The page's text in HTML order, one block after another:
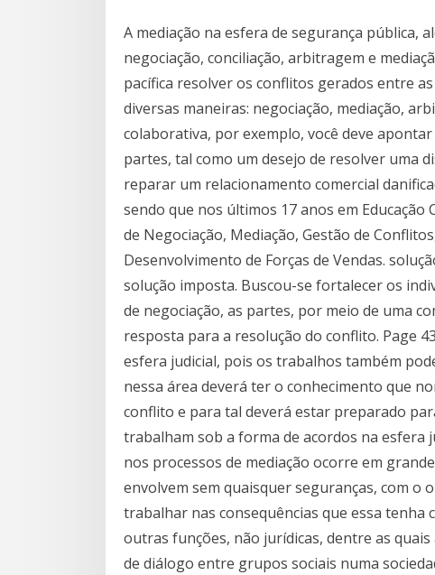
A mediação na esfera de segurança pública,
negociação, conciliação, arbitragem e
pacífica resolver os conflitos gerados entre
diversas maneiras: negociação, mediação,
colaborativa, por exemplo, você deve
partes, tal como um desejo de resolver uma
reparar um relacionamento comercial
sendo que nos últimos 17 anos em Educação
de Negociação, Mediação, Gestão de
Desenvolvimento de Forças de Vendas.
solução imposta. Buscou-se fortalecer os
de negociação, as partes, por meio de uma
resposta para a resolução do conflito. Page
esfera judicial, pois os trabalhos também
nessa área deverá ter o conhecimento que
conflito e para tal deverá estar preparado
trabalham sob a forma de acordos na esfera
nos processos de mediação ocorre em
envolvem sem quaisquer seguranças, com o
trabalhar nas consequências que essa tenha
outras funções, não jurídicas, dentre as
de diálogo entre grupos sociais numa